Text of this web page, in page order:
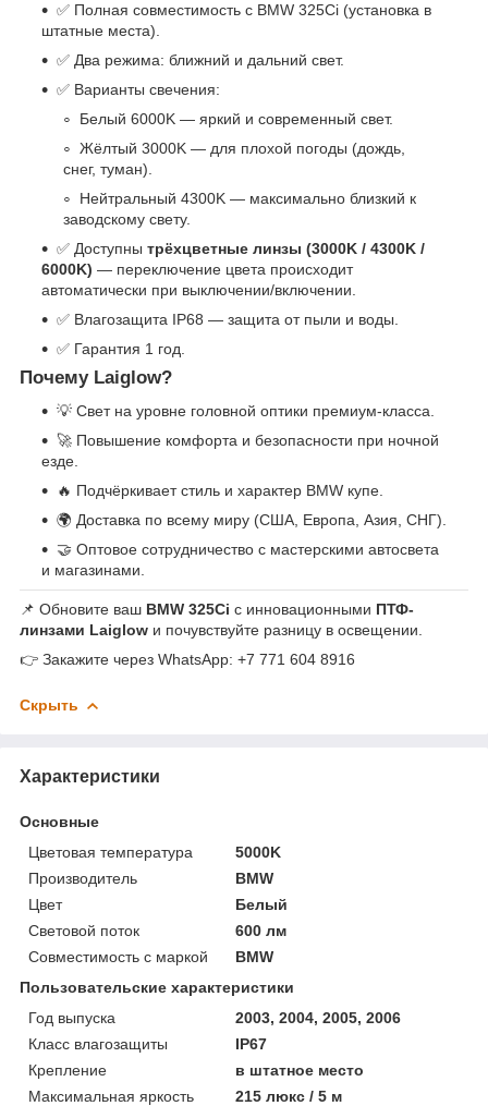
✅ Полная совместимость с BMW 325Ci (установка в
штатные места).
✅ Два режима: ближний и дальний свет.
✅ Варианты свечения:
Белый 6000K — яркий и современный свет.
Жёлтый 3000K — для плохой погоды (дождь,
снег, туман).
Нейтральный 4300K — максимально близкий к
заводскому свету.
✅ Доступны трёхцветные линзы (3000K / 4300K /
6000K) — переключение цвета происходит
автоматически при выключении/включении.
✅ Влагозащита IP68 — защита от пыли и воды.
✅ Гарантия 1 год.
Почему Laiglow?
💡 Свет на уровне головной оптики премиум-класса.
🚀 Повышение комфорта и безопасности при ночной
езде.
🔥 Подчёркивает стиль и характер BMW купе.
🌍 Доставка по всему миру (США, Европа, Азия, СНГ).
🤝 Оптовое сотрудничество с мастерскими автосвета
и магазинами.
📌 Обновите ваш BMW 325Ci с инновационными ПТФ-
линзами Laiglow и почувствуйте разницу в освещении.
👉 Закажите через WhatsApp: +7 771 604 8916
Скрыть
Характеристики
Основные
Цветовая температура
5000K
Производитель
BMW
Цвет
Белый
Световой поток
600 лм
Совместимость с маркой
BMW
Пользовательские характеристики
Год выпуска
2003, 2004, 2005, 2006
Класс влагозащиты
IP67
Крепление
в штатное место
Максимальная яркость
215 люкс / 5 м